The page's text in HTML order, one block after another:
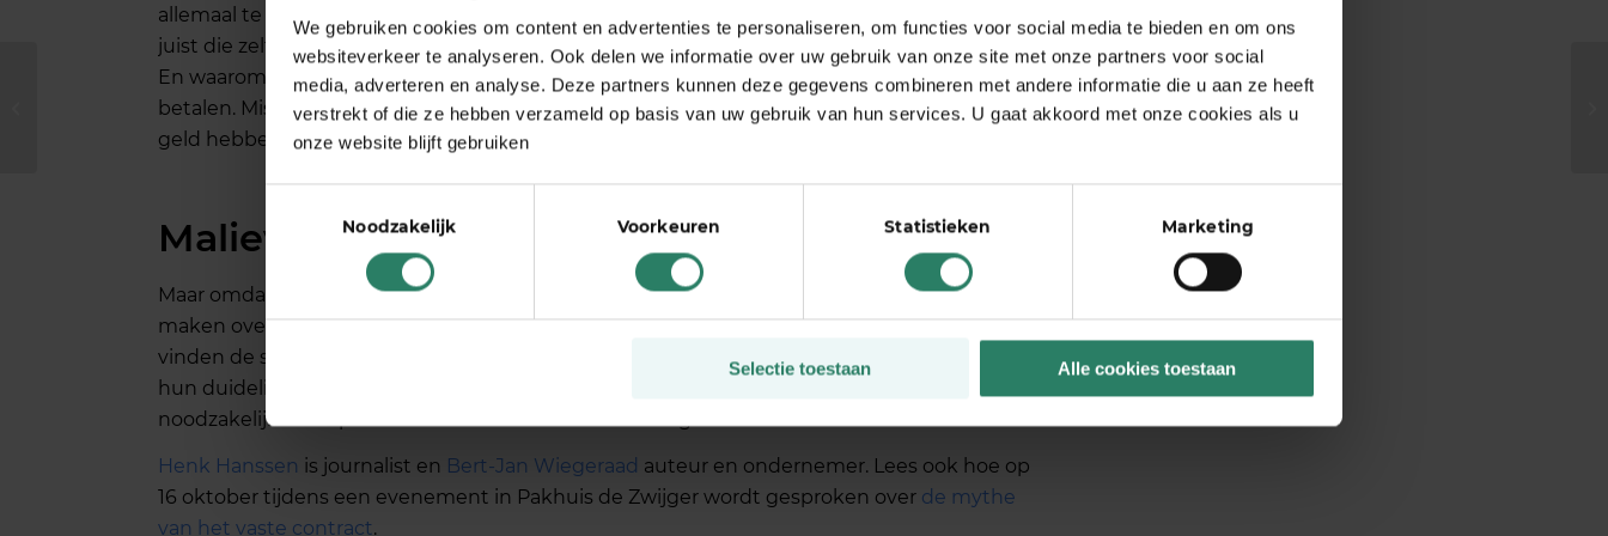
We gebruiken cookies om content en advertenties te personaliseren, om functies voor social media te bieden en om ons
websiteverkeer te analyseren. Ook delen we informatie over uw gebruik van onze site met onze partners voor social
media, adverteren en analyse. Deze partners kunnen deze gegevens combineren met andere informatie die u aan ze heeft
verstrekt of die ze hebben verzameld op basis van uw gebruik van hun services. U gaat akkoord met onze cookies als u
onze website blijft gebruiken
Noodzakelijk Voorkeuren Statistieken Marketing
Selectie toestaan Alle cookies toestaan
allemaal te compenseren: de zelfstandigenaftrek’, staat er licht cynisch in het stuk. Want
juist die zelfstandigenaftrek moet er nu aan geloven.
En waarom? De schrijvers van het krantenartikel: ‘Omdat zzp’ers te weinig belasting zouden
betalen. Misbruik zouden maken van aftrekposten. Collectieve fondsen zouden te weinig
geld hebben omdat zzp’ers daar niet aan meedoen.’
Malieveld
Maar omdat iedere werknemer morgen een ZZP’er kan zijn, zou iedereen zich druk moeten
maken over de afbouw van de zelfstandigenaftrek. En naar het Malieveld moeten afreizen,
vinden de schrijvers. Want stellen ze: ‘Bij de eerstvolgende economische tegenwind zal ook
hun duidelijk worden dat de huidige zelfstandigenaftrek een heel bescheiden en
noodzakelijke compensatie is voor een fundamenteel gebrek aan inkomenszekerheid.’
Henk Hanssen is journalist en Bert-Jan Wiegeraad auteur en ondernemer. Lees ook hoe op
16 oktober tijdens een evenement in Pakhuis de Zwijger wordt gesproken over de mythe
van het vaste contract.